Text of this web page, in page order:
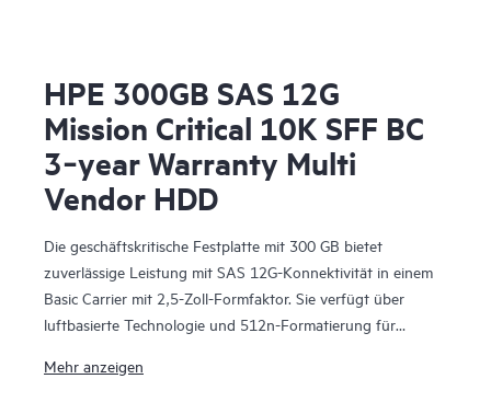
HPE 300GB SAS 12G
Mission Critical 10K SFF BC
3‑year Warranty Multi
Vendor HDD
Die geschäftskritische Festplatte mit 300 GB bietet
zuverlässige Leistung mit SAS 12G-Konnektivität in einem
Basic Carrier mit 2,5-Zoll-Formfaktor. Sie verfügt über
luftbasierte Technologie und 512n-Formatierung für
Mehr anzeigen